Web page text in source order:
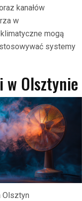
kanałów
w
mogą
systemy
w Olsztynie
Olsztyn